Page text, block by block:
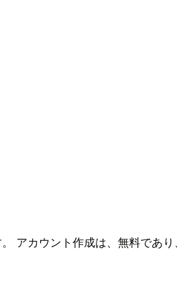
アカウント作成は、無料であ